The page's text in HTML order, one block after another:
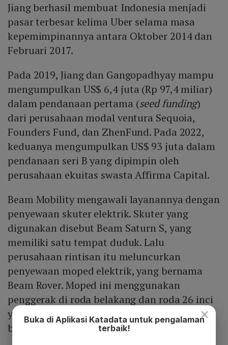
Jiang berhasil membuat Indonesia menjadi
pasar terbesar kelima Uber selama masa
kepemimpinannya antara Oktober 2014 dan
Februari 2017.
Pada 2019, Jiang dan Gangopadhyay mampu
mengumpulkan US$ 6,4 juta (Rp 97,4 miliar)
dalam pendanaan pertama (seed funding)
dari perusahaan modal ventura Sequoia,
Founders Fund, dan ZhenFund. Pada 2022,
keduanya mengumpulkan US$ 93 juta dalam
pendanaan seri B yang dipimpin oleh
perusahaan ekuitas swasta Affirma Capital.
Beam Mobility mengawali layanannya dengan
penyewaan skuter elektrik. Skuter yang
digunakan disebut Beam Saturn S, yang
memiliki satu tempat duduk. Lalu
perusahaan rintisan itu meluncurkan
penyewaan moped elektrik, yang bernama
Beam Rover. Moped ini menggunakan
penggerak di roda belakang dan roda 26 inci
yang mampu memuluskan pengalaman
berkendara.
×
Buka di Aplikasi Katadata untuk pengalaman
terbaik!